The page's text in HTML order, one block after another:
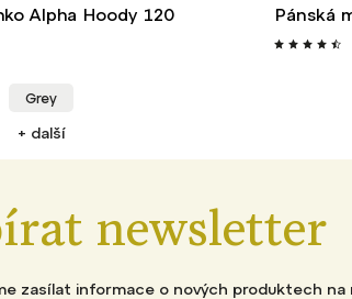
mikina Nalehko Alpha Hoody 60
newsletter
zasílat informace o nových produktech na